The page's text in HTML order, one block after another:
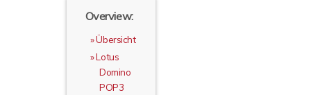
Overview:
Übersicht
Lotus
Domino
POP3